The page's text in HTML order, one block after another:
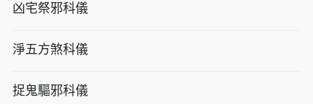
凶宅祭邪科儀
淨五方煞科儀
捉鬼驅邪科儀